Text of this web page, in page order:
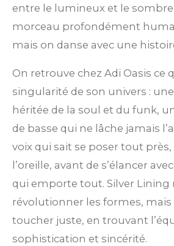
entre le lumineux et le
morceau profondément
mais on danse avec une
On retrouve chez Adi Oasis ce
singularité de son univers :
héritée de la soul et du funk,
de basse qui ne lâche jamais
voix qui sait se poser tout
l’oreille, avant de s’élancer
qui emporte tout. Silver Lining
révolutionner les formes, mais
toucher juste, en trouvant
sophistication et sincérité.